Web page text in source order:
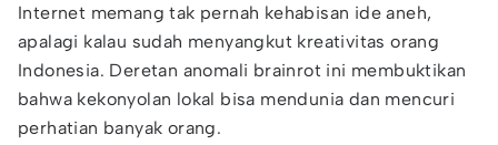
Internet memang tak pernah kehabisan ide aneh,
apalagi kalau sudah menyangkut kreativitas orang
Indonesia. Deretan anomali brainrot ini membuktikan
bahwa kekonyolan lokal bisa mendunia dan mencuri
perhatian banyak orang.